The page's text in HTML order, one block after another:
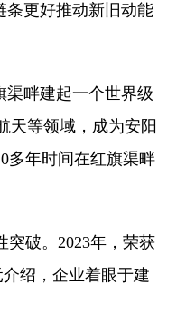
条更好推动新旧动能
畔建起一个世界级
天等领域，成为安阳
多年时间在红旗渠畔
破。2023年，荣获
绍，企业着眼于建